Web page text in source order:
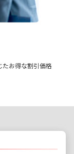
お得な割引価格